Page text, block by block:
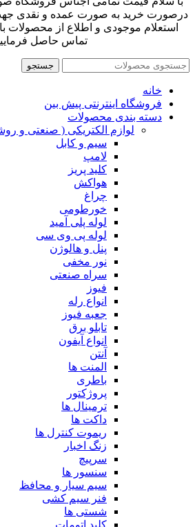
درصورت خرید به صورت عمده و نقدی
تماس حاصل
جستجو
خانه
فروشگاه اینترنتی پیش بین
دسته بندی محصولات
لوازم الکتریکی ( صنعتی و
سیم و کابل
لامپ
کلید پریز
هواکش
چراغ
خورطومی
لوله پلی آمید
لوله پی وی سی
پنل و هالوژن
نور مخفی
سراه صنعتی
فیوز
انواع رله
جعبه فیوز
تابلو برق
انواع آیفون
آنتن
المنت ها
باطری
پروژکتور
ترمینال ها
داکت ها
ریموت کنترل ها
زنگ اخبار
سرپیچ
سنسور ها
سیم سیار و محافظ
فنر سیم کشی
شستی ها